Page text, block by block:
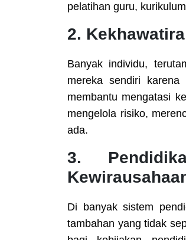
pelatihan guru,
2.
Banyak individu,
mereka sendiri
membantu mengatasi
mengelola risiko,
ada.
3.
Di banyak sistem
tambahan yang tidak